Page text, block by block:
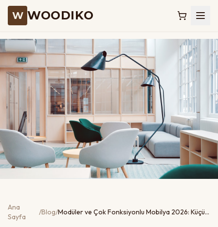
W WOODIKO
Ana
Sayfa
/Blog/ Modüler ve Çok Fonksiyonlu Mobilya 2026: Küçük Ankara Daireleri İçin Çözümler